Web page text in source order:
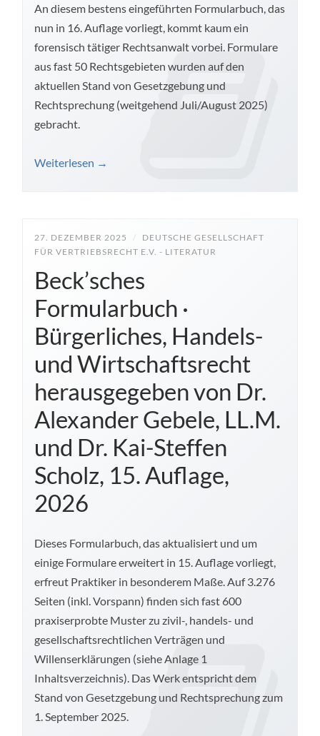
An diesem bestens eingeführten Formularbuch, das
nun in 16. Auflage vorliegt, kommt kaum ein
forensisch tätiger Rechtsanwalt vorbei. Formulare
aus fast 50 Rechtsgebieten wurden auf den
aktuellen Stand von Gesetzgebung und
Rechtsprechung (weitgehend Juli/August 2025)
gebracht.
Weiterlesen →
27. DEZEMBER 2025 /
DEUTSCHE GESELLSCHAFT
FÜR VERTRIEBSRECHT E.V. - LITERATUR
Beck’sches
Formularbuch ·
Bürgerliches, Handels-
und Wirtschaftsrecht
herausgegeben von Dr.
Alexander Gebele, LL.M.
und Dr. Kai-Steffen
Scholz, 15. Auflage,
2026
Dieses Formularbuch, das aktualisiert und um
einige Formulare erweitert in 15. Auflage vorliegt,
erfreut Praktiker in besonderem Maße. Auf 3.276
Seiten (inkl. Vorspann) finden sich fast 600
praxiserprobte Muster zu zivil-­, handels-­ und
gesellschaftsrechtlichen Verträgen und
Willenserklärungen (siehe Anlage 1
Inhaltsverzeichnis). Das Werk entspricht dem
Stand von Gesetzgebung und Rechtsprechung zum
1. September 2025.